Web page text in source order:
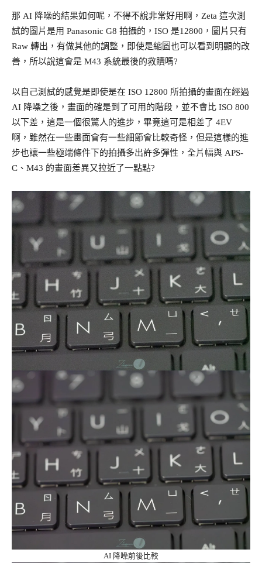
那 AI 降噪的結果如何呢，不得不說非常好用啊，Zeta 這次測
試的圖片是用 Panasonic G8 拍攝的，ISO 是12800，圖片只有
Raw 轉出，有做其他的調整，即使是縮圖也可以看到明顯的改
善，所以說這會是 M43 系統最後的救贖嗎?
以自己測試的感覺是即使是在 ISO 12800 所拍攝的畫面在經過
AI 降噪之後，畫面的確是到了可用的階段，並不會比 ISO 800
以下差，這是一個很驚人的進步，畢竟這可是相差了 4EV
啊，雖然在一些畫面會有一些細節會比較奇怪，但是這樣的進
步也讓一些極端條件下的拍攝多出許多彈性，全片幅與 APS-
C、M43 的畫面差異又拉近了一點點?
AI 降噪前後比較